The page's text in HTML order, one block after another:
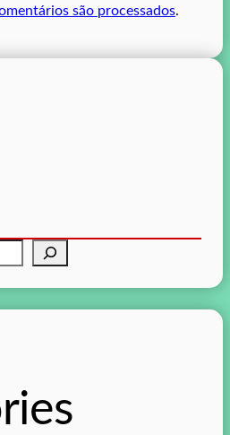
são processados.